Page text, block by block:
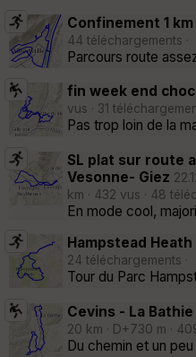
Confinement 1 km
44 téléchargements ·
Parcours route
fin week end choc
vus · 31
Pas trop loin de la
SL plat sur route
Vesonne- Giez
km · 432 vus · 48
En mode cool,
Hamps­tead Heath
24 téléchargements ·
Tour du Parc
Cevins - La
20 km · D+730 m ·
Du chemin et un